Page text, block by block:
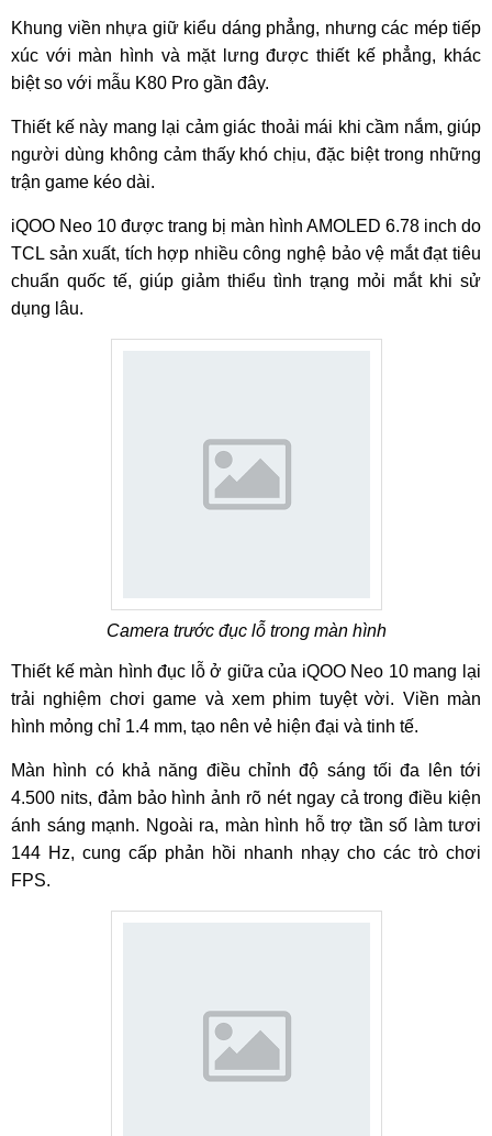
Khung viền nhựa giữ kiểu dáng phẳng, nhưng các mép tiếp
xúc với màn hình và mặt lưng được thiết kế phẳng, khác
biệt so với mẫu K80 Pro gần đây.
Thiết kế này mang lại cảm giác thoải mái khi cầm nắm, giúp
người dùng không cảm thấy khó chịu, đặc biệt trong những
trận game kéo dài.
iQOO Neo 10 được trang bị màn hình AMOLED 6.78 inch do
TCL sản xuất, tích hợp nhiều công nghệ bảo vệ mắt đạt tiêu
chuẩn quốc tế, giúp giảm thiểu tình trạng mỏi mắt khi sử
dụng lâu.
Camera trước đục lỗ trong màn hình
Thiết kế màn hình đục lỗ ở giữa của iQOO Neo 10 mang lại
trải nghiệm chơi game và xem phim tuyệt vời. Viền màn
hình mỏng chỉ 1.4 mm, tạo nên vẻ hiện đại và tinh tế.
Màn hình có khả năng điều chỉnh độ sáng tối đa lên tới
4.500 nits, đảm bảo hình ảnh rõ nét ngay cả trong điều kiện
ánh sáng mạnh. Ngoài ra, màn hình hỗ trợ tần số làm tươi
144 Hz, cung cấp phản hồi nhanh nhạy cho các trò chơi
FPS.